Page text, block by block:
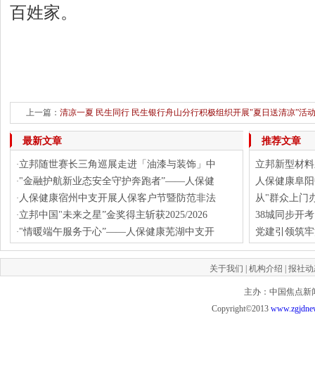
百姓家。
上一篇： 清凉一夏 民生同行 民生银行舟山分行积极组织开展"夏日送清凉”活动
下一篇：凝心聚力保履约、提质增效促生产——济南市钢城经开区党工委副书记
最新文章
·立邦随世赛长三角巡展走进「油漆与装饰」中
·"金融护航新业态安全守护奔跑者”——人保健
· 人保健康宿州中支开展人保客户节暨防范非法
·立邦中国"未来之星”金奖得主斩获2025/2026
·"情暖端午服务于心”——人保健康芜湖中支开
推荐文章
立邦新型材
人保健康阜
从"群众上门
38城同步开
党建引领筑
关于我们 机构介绍 报社
主办：中国焦点新
Copyright©2013